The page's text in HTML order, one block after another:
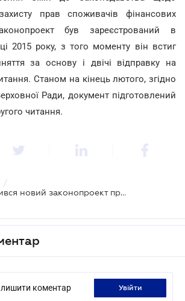
прав споживачів фінансових
був зареєстрований в
2015 року, з того моменту він встиг
за основу і двічі відправку на
Станом на кінець лютого, згідно
Ради, документ підготовлений
читання.
/
У Парламенті з'явився новий законопроект про фінансового омбудсмена
коментар увійти